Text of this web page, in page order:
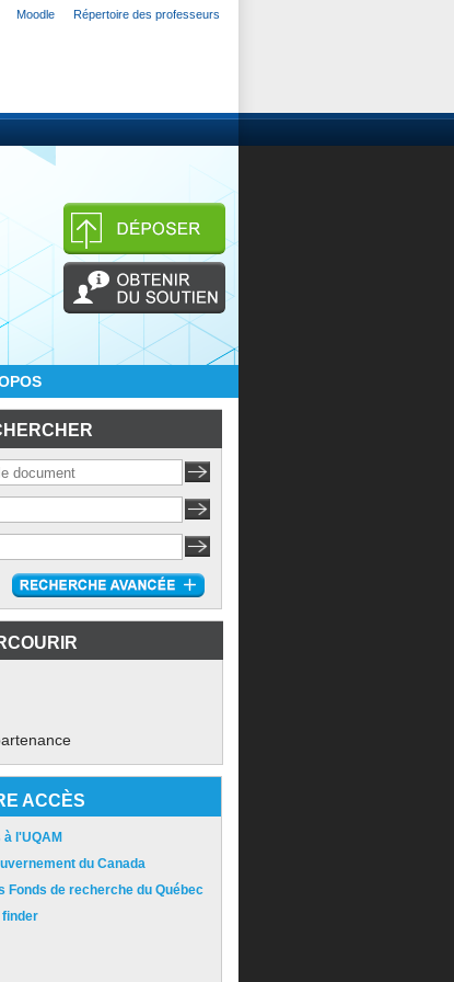
Moodle Répertoire des professeurs
ACCÈS
l'UQAM
du Canada
Fonds de recherche du Québec
finder